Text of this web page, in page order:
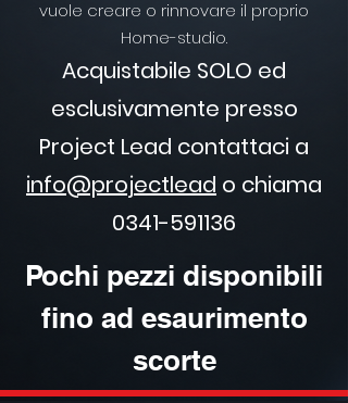
vuole creare o rinnovare il proprio
Home-studio.
Acquistabile SOLO ed
esclusivamente presso
Project Lead contattaci a
info@projectlead o chiama
0341-591136
Pochi pezzi disponibili
fino ad esaurimento
scorte